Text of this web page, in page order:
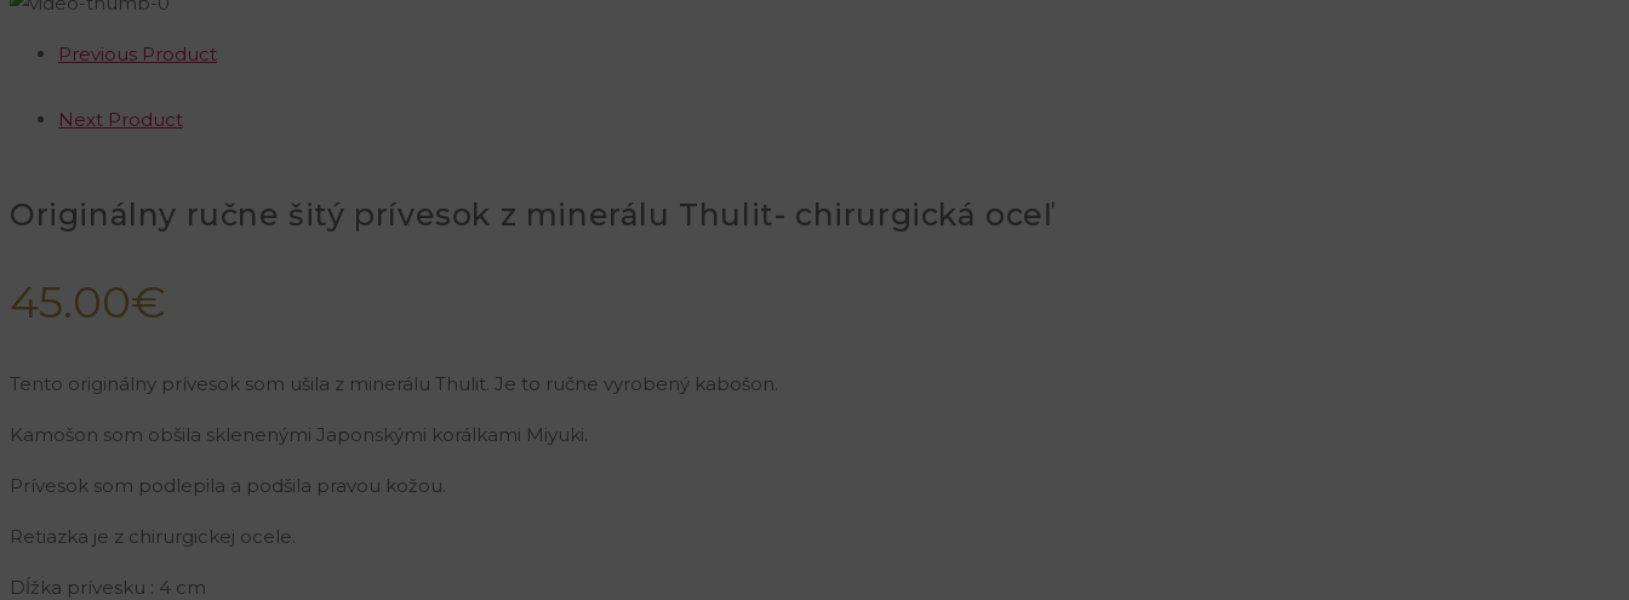
Previous Product
Next Product
Originálny ručne šitý prívesok z minerálu Thulit- chirurgická oceľ
45.00€
Tento originálny prívesok som ušila z minerálu Thulit. Je to ručne vyrobený kabošon.
Kamošon som obšila sklenenými Japonskými korálkami Miyuki.
Prívesok som podlepila a podšila pravou kožou.
Retiazka je z chirurgickej ocele.
Dĺžka prívesku : 4 cm